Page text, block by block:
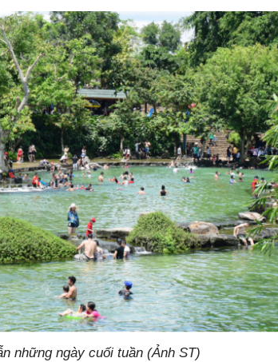
những ngày cuối tuần (Ảnh ST)